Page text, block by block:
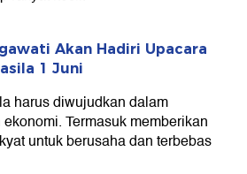
Akan Hadiri Upacara
1 Juni
harus diwujudkan dalam
Termasuk memberikan
untuk berusaha dan terbebas